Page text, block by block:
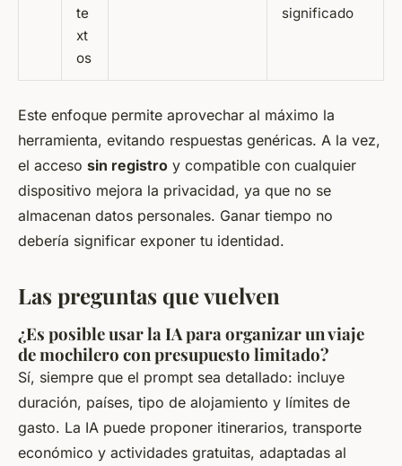
te
xt
os
significado
Este enfoque permite aprovechar al máximo la
herramienta, evitando respuestas genéricas. A la vez,
el acceso sin registro y compatible con cualquier
dispositivo mejora la privacidad, ya que no se
almacenan datos personales. Ganar tiempo no
debería significar exponer tu identidad.
Las preguntas que vuelven
¿Es posible usar la IA para organizar un viaje
de mochilero con presupuesto limitado?
Sí, siempre que el prompt sea detallado: incluye
duración, países, tipo de alojamiento y límites de
gasto. La IA puede proponer itinerarios, transporte
económico y actividades gratuitas, adaptadas al